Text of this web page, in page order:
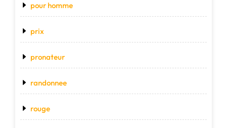
pour homme
prix
pronateur
randonnee
rouge